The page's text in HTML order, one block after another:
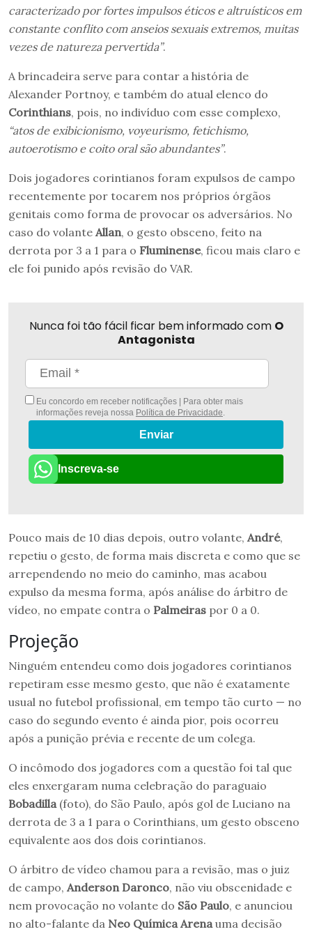
caracterizado por fortes impulsos éticos e altruísticos em
constante conflito com anseios sexuais extremos, muitas
vezes de natureza pervertida”.
A brincadeira serve para contar a história de
Alexander Portnoy, e também do atual elenco do
Corinthians, pois, no indivíduo com esse complexo,
“atos de exibicionismo, voyeurismo, fetichismo,
autoerotismo e coito oral são abundantes”.
Dois jogadores corintianos foram expulsos de campo
recentemente por tocarem nos próprios órgãos
genitais como forma de provocar os adversários. No
caso do volante Allan, o gesto obsceno, feito na
derrota por 3 a 1 para o Fluminense, ficou mais claro e
ele foi punido após revisão do VAR.
Nunca foi tão fácil ficar bem informado com O
Antagonista
Eu concordo em receber notificações | Para obter mais
informações reveja nossa Política de Privacidade
Enviar
Inscreva-se
Pouco mais de 10 dias depois, outro volante, André,
repetiu o gesto, de forma mais discreta e como que se
arrependendo no meio do caminho, mas acabou
expulso da mesma forma, após análise do árbitro de
vídeo, no empate contra o Palmeiras por 0 a 0.
Projeção
Ninguém entendeu como dois jogadores corintianos
repetiram esse mesmo gesto, que não é exatamente
usual no futebol profissional, em tempo tão curto — no
caso do segundo evento é ainda pior, pois ocorreu
após a punição prévia e recente de um colega.
O incômodo dos jogadores com a questão foi tal que
eles enxergaram numa celebração do paraguaio
Bobadilla (foto), do São Paulo, após gol de Luciano na
derrota de 3 a 1 para o Corinthians, um gesto obsceno
equivalente aos dos dois corintianos.
O árbitro de vídeo chamou para a revisão, mas o juiz
de campo, Anderson Daronco, não viu obscenidade e
nem provocação no volante do São Paulo, e anunciou
no alto-falante da Neo Química Arena uma decisão